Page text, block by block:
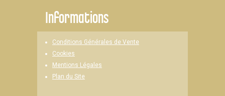
Informations
Conditions Générales de Vente
Cookies
Mentions Légales
Plan du Site